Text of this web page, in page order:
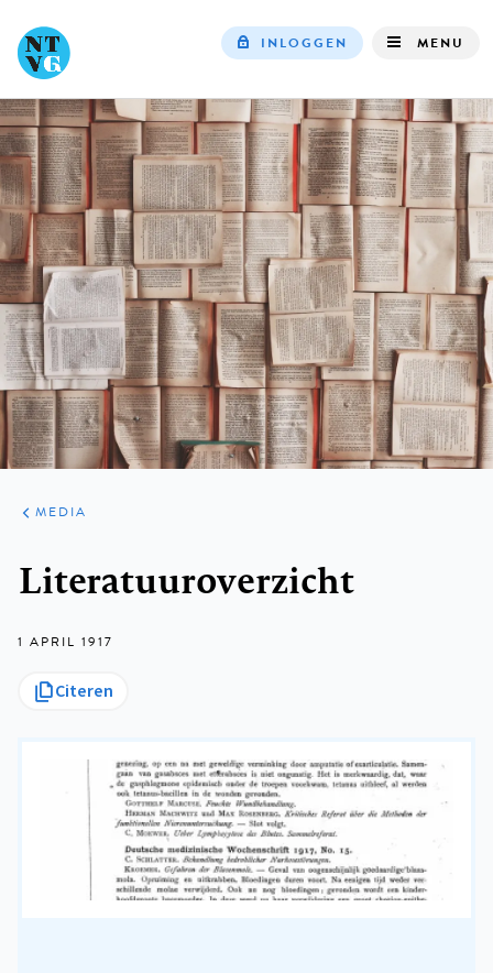
navigation
INLOGGEN MENU
ARTIKELEN
VARIA
MEDIA
Literatuuroverzicht
1 APRIL 1917
Citeren